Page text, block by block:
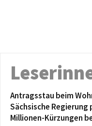
Antragsstau beim
Sächsische
Millionen-Kürzungen